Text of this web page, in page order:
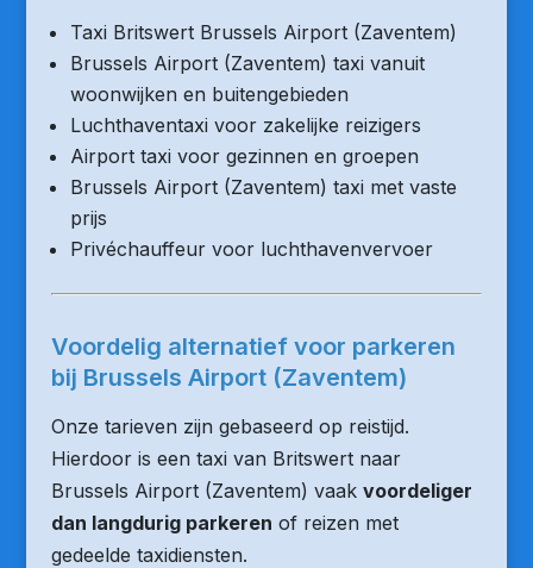
Taxi Britswert Brussels Airport (Zaventem)
Brussels Airport (Zaventem) taxi vanuit
woonwijken en buitengebieden
Luchthaventaxi voor zakelijke reizigers
Airport taxi voor gezinnen en groepen
Brussels Airport (Zaventem) taxi met vaste
prijs
Privéchauffeur voor luchthavenvervoer
Voordelig alternatief voor parkeren
bij Brussels Airport (Zaventem)
Onze tarieven zijn gebaseerd op reistijd.
Hierdoor is een taxi van Britswert naar
Brussels Airport (Zaventem) vaak voordeliger
dan langdurig parkeren of reizen met
gedeelde taxidiensten.